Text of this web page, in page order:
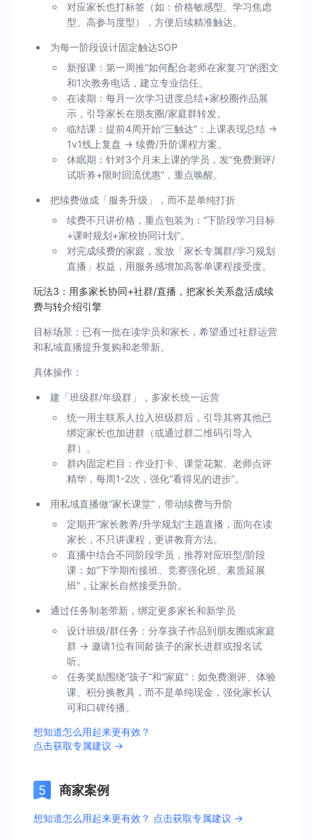
对应家长也打标签（如：价格敏感型、学习焦虑
型、高参与度型），方便后续精准触达。
为每一阶段设计固定触达SOP
新报课：第一周推“如何配合老师在家复习”的图文
和1次教务电话，建立专业信任。
在读期：每月一次学习进度总结+家校圈作品展
示，引导家长在朋友圈/家庭群转发。
临结课：提前4周开始“三触达”：上课表现总结 →
1v1线上复盘 → 续费/升阶课程方案。
休眠期：针对3个月未上课的学员，发“免费测评/
试听券+限时回流优惠”，重点唤醒。
把续费做成「服务升级」，而不是单纯打折
续费不只讲价格，重点包装为：“下阶段学习目标
+课时规划+家校协同计划”。
对完成续费的家庭，发放「家长专属群/学习规划
直播」权益，用服务感增加高客单课程接受度。
玩法3：用多家长协同+社群/直播，把家长关系盘活成续
费与转介绍引擎
目标场景：已有一批在读学员和家长，希望通过社群运营
和私域直播提升复购和老带新。
具体操作：
建「班级群/年级群」，多家长统一运营
统一用主联系人拉入班级群后，引导其将其他已
绑定家长也加进群（或通过群二维码引导入
群）。
群内固定栏目：作业打卡、课堂花絮、老师点评
精华，每周1-2次，强化“看得见的进步”。
用私域直播做“家长课堂”，带动续费与升阶
定期开“家长教养/升学规划”主题直播，面向在读
家长，不只讲课程，更讲教育方法。
直播中结合不同阶段学员，推荐对应班型/阶段
课：如“下学期衔接班、竞赛强化班、素质延展
班”，让家长自然接受升阶。
通过任务制老带新，绑定更多家长和新学员
设计班级/群任务：分享孩子作品到朋友圈或家庭
群 → 邀请1位有同龄孩子的家长进群或报名试
听。
任务奖励围绕“孩子”和“家庭”：如免费测评、体验
课、积分换教具，而不是单纯现金，强化家长认
可和口碑传播。
想知道怎么用起来更有效？
点击获取专属建议 →
商家案例
想知道怎么用起来更有效？ 点击获取专属建议 →